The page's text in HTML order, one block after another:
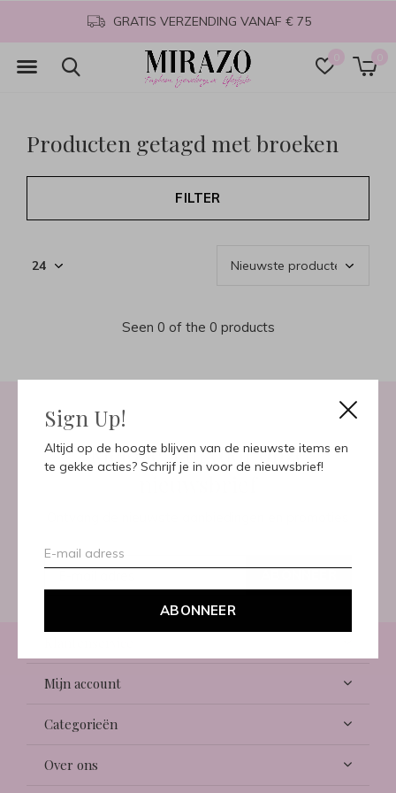
Sign Up!
Altijd op de hoogte blijven van de nieuwste items en
te gekke acties? Schrijf je in voor de nieuwsbrief!
ABONNEER
0 0
GRATIS VERZENDING VANAF € 75
Producten getagd met broeken
FILTER
Seen 0 of the 0 products
Meld je aan voor onze
nieuwsbrief
Mijn account
Categorieën
Over ons